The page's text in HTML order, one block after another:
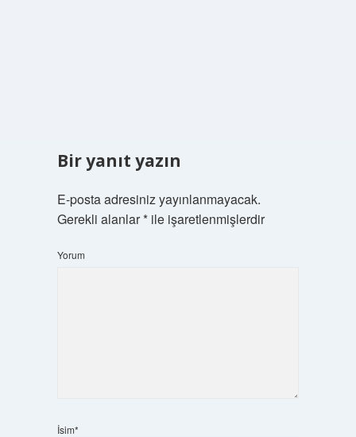
Bir yanıt yazın
E-posta adresiniz yayınlanmayacak.
Gerekli alanlar*ile işaretlenmişlerdir
Yorum
İsim*